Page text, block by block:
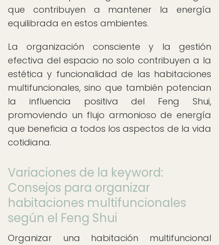
que contribuyen a mantener la energía
equilibrada en estos ambientes.
La organización consciente y la gestión
efectiva del espacio no solo contribuyen a la
estética y funcionalidad de las habitaciones
multifuncionales, sino que también potencian
la influencia positiva del Feng Shui,
promoviendo un flujo armonioso de energía
que beneficia a todos los aspectos de la vida
cotidiana.
Variaciones de la keyword:
Consejos para organizar
habitaciones multifuncionales
según el Feng Shui
Organizar una habitación multifuncional